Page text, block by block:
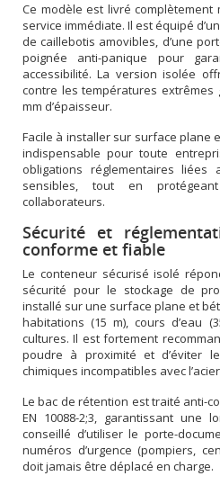
Ce modèle est livré
service immédiate. Il est équipé
de caillebotis amovibles, d’une
poignée anti-panique pour
accessibilité. La version isolée
contre les températures extrêmes
mm d’épaisseur.
Facile à installer sur surface plane
indispensable pour toute
obligations réglementaires liées
sensibles, tout en
collaborateurs.
Sécurité et
conforme et fiable
Le conteneur sécurisé isolé
sécurité pour le stockage de
installé sur une surface plane et
habitations (15 m), cours d’eau
cultures. Il est fortement
poudre à proximité et d’éviter
chimiques incompatibles avec
Le bac de rétention est traité anti-
EN 10088-2;3, garantissant une
conseillé d’utiliser le porte-
numéros d’urgence (pompiers,
doit jamais être déplacé en charge.